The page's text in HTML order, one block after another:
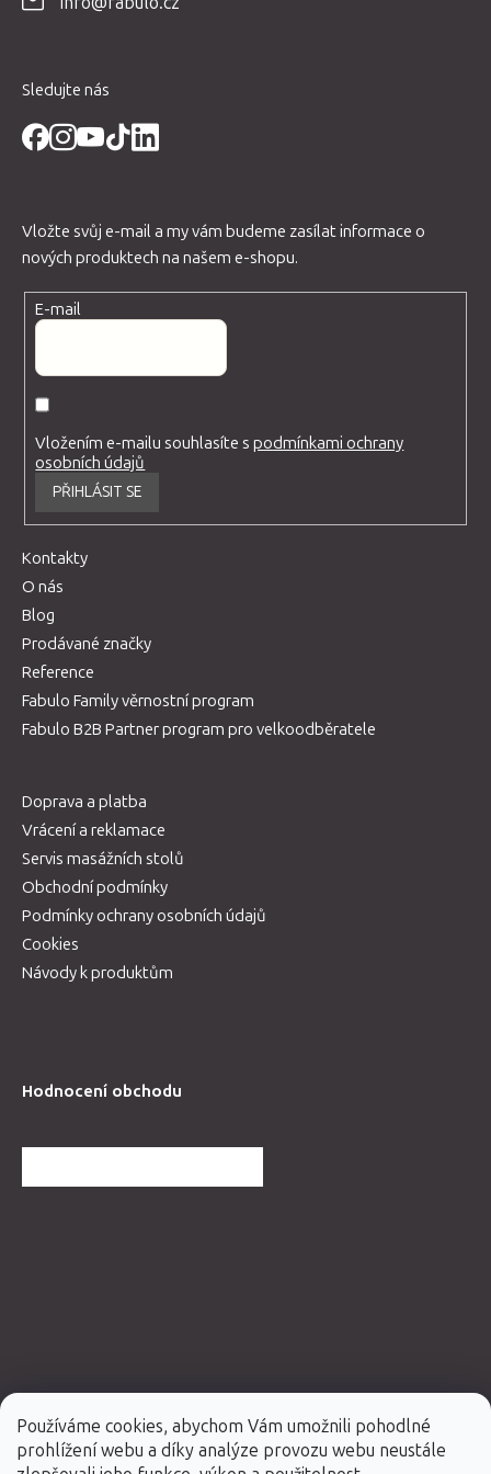
Používáme cookies, abychom Vám umožnili pohodlné
prohlížení webu a díky analýze provozu webu neustále
Sledujte nás
Vložte svůj e-mail a my vám budeme zasílat informace o
nových produktech na našem e-shopu.
E-mail
Vložením e-mailu souhlasíte spodmínkami ochrany
osobních údajů
PŘIHLÁSIT SE
Kontakty
O nás
Blog
Prodávané značky
Reference
Fabulo Family věrnostní program
Fabulo B2B Partner program pro velkoodběratele
Doprava a platba
Vrácení a reklamace
Servis masážních stolů
Obchodní podmínky
Podmínky ochrany osobních údajů
Cookies
Návody k produktům
Hodnocení obchodu
Vytvořil Shoptet Premium